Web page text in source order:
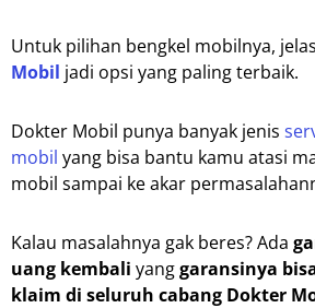
Untuk pilihan bengkel mobilnya, jelas
Mobil jadi opsi yang paling terbaik.
Dokter Mobil punya banyak jenis
mobil yang bisa bantu kamu atasi
mobil sampai ke akar
Kalau masalahnya gak beres? Ada
uang kembali yanggaransinya
klaim di seluruh cabang Dokter